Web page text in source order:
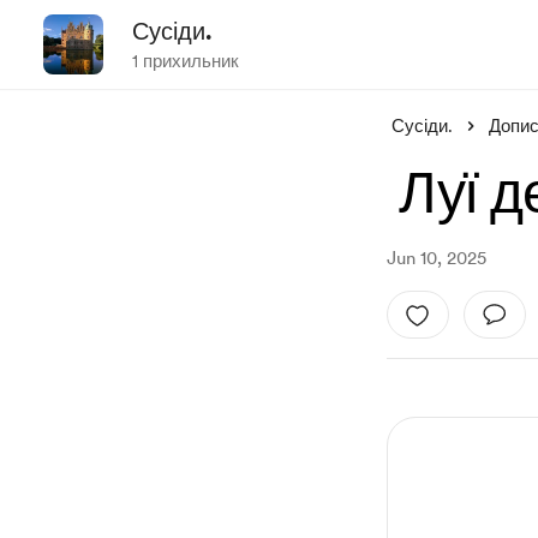
Сусіди.
1 прихильник
Сусіди.
Луї
Jun 10, 2025